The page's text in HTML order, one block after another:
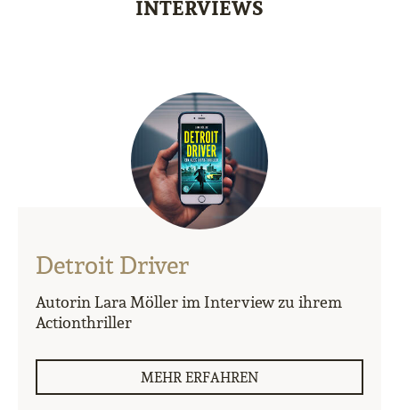
INTERVIEWS
Detroit Driver
Autorin Lara Möller im Interview zu ihrem
Actionthriller
MEHR ERFAHREN